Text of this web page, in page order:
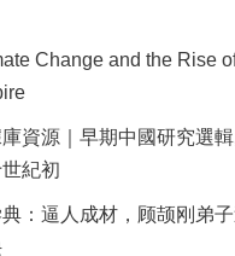
Change and the Rise
資源｜早期中國研究選
紀初
：逼人成材，顾颉刚弟